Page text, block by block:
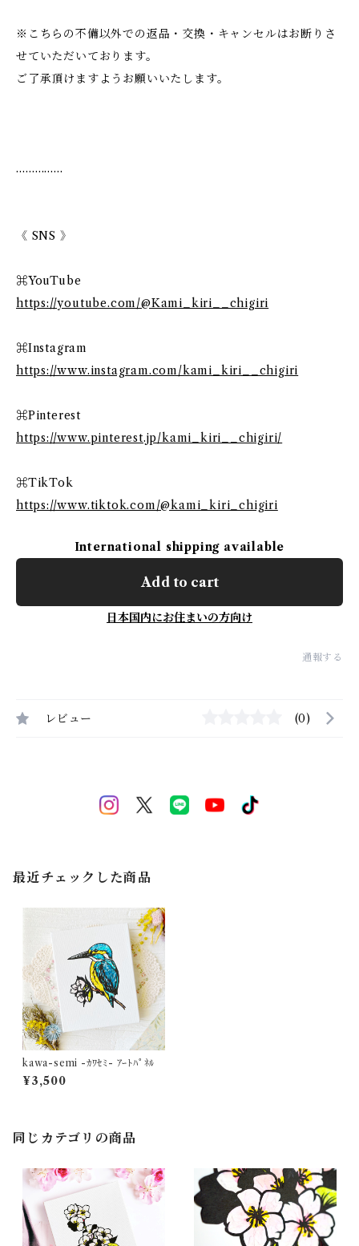
※こちらの不備以外での返品・交換・キャンセルはお断りさ
せていただいております。
ご了承頂けますようお願いいたします。
……………
《 SNS 》
⌘YouTube
https://youtube.com/@Kami_kiri__chigiri
⌘Instagram
https://www.instagram.com/kami_kiri__chigiri
⌘Pinterest
https://www.pinterest.jp/kami_kiri__chigiri/
⌘TikTok
https://www.tiktok.com/@kami_kiri_chigiri
International shipping available
Add to cart
日本国内にお住まいの方向け
通報する
レビュー (0)
最近チェックした商品
kawa-semi -ｶﾜｾﾐ- ｱｰﾄﾊﾟﾈﾙ
¥3,500
同じカテゴリの商品